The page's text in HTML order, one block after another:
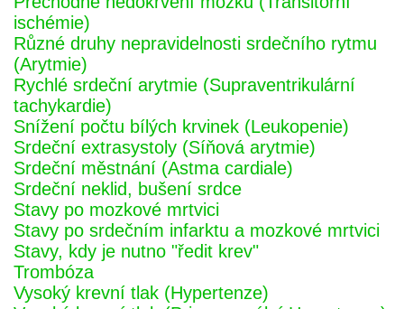
ischémie)
Různé druhy nepravidelnosti srdečního rytmu
(Arytmie)
Rychlé srdeční arytmie (Supraventrikulární
tachykardie)
Snížení počtu bílých krvinek (Leukopenie)
Srdeční extrasystoly (Síňová arytmie)
Srdeční městnání (Astma cardiale)
Srdeční neklid, bušení srdce
Stavy po mozkové mrtvici
Stavy po srdečním infarktu a mozkové mrtvici
Stavy, kdy je nutno "ředit krev"
Trombóza
Vysoký krevní tlak (Hypertenze)